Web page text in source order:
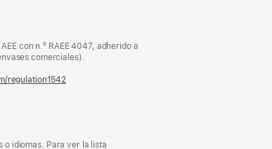
con n.º RAEE 4047, adherido a
comerciales).
regulation1542
o idiomas. Para ver la lista